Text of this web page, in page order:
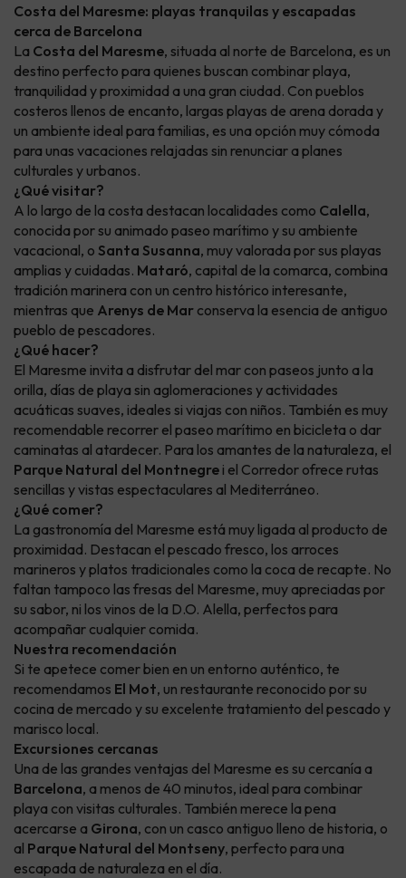
Costa del Maresme: playas tranquilas y escapadas
cerca de Barcelona
La Costa del Maresme, situada al norte de Barcelona, es un
destino perfecto para quienes buscan combinar playa,
tranquilidad y proximidad a una gran ciudad. Con pueblos
costeros llenos de encanto, largas playas de arena dorada y
un ambiente ideal para familias, es una opción muy cómoda
para unas vacaciones relajadas sin renunciar a planes
culturales y urbanos.
¿Qué visitar?
A lo largo de la costa destacan localidades como Calella,
conocida por su animado paseo marítimo y su ambiente
vacacional, o Santa Susanna, muy valorada por sus playas
amplias y cuidadas. Mataró, capital de la comarca, combina
tradición marinera con un centro histórico interesante,
mientras que Arenys de Mar conserva la esencia de antiguo
pueblo de pescadores.
¿Qué hacer?
El Maresme invita a disfrutar del mar con paseos junto a la
orilla, días de playa sin aglomeraciones y actividades
acuáticas suaves, ideales si viajas con niños. También es muy
recomendable recorrer el paseo marítimo en bicicleta o dar
caminatas al atardecer. Para los amantes de la naturaleza, el
Parque Natural del Montnegre i el Corredor ofrece rutas
sencillas y vistas espectaculares al Mediterráneo.
¿Qué comer?
La gastronomía del Maresme está muy ligada al producto de
proximidad. Destacan el pescado fresco, los arroces
marineros y platos tradicionales como la coca de recapte. No
faltan tampoco las fresas del Maresme, muy apreciadas por
su sabor, ni los vinos de la D.O. Alella, perfectos para
acompañar cualquier comida.
Nuestra recomendación
Si te apetece comer bien en un entorno auténtico, te
recomendamos El Mot, un restaurante reconocido por su
cocina de mercado y su excelente tratamiento del pescado y
marisco local.
Excursiones cercanas
Una de las grandes ventajas del Maresme es su cercanía a
Barcelona, a menos de 40 minutos, ideal para combinar
playa con visitas culturales. También merece la pena
acercarse a Girona, con un casco antiguo lleno de historia, o
al Parque Natural del Montseny, perfecto para una
escapada de naturaleza en el día.